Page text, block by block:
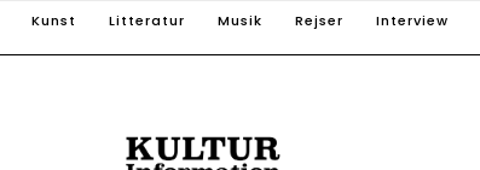
Kunst Litteratur Musik Rejser Interview